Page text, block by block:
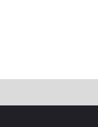
POUR SES